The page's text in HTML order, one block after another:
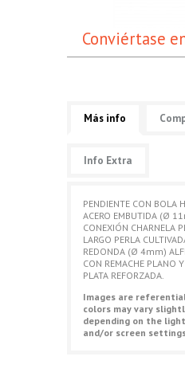
Conviértase
Más info
Info Extra
PENDIENTE CON BOLA
ACERO EMBUTIDA (Ø
CONEXIÓN CHARNELA
LARGO PERLA
REDONDA (Ø 4mm)
CON REMACHE PLANO
PLATA REFORZADA.
Images are
colors may vary
depending on the
and/or screen